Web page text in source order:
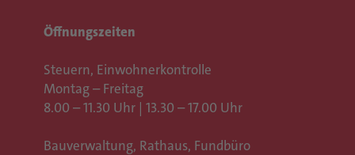
Öffnungszeiten
Steuern, Einwohnerkontrolle
Montag – Freitag
8.00 – 11.30 Uhr | 13.30 – 17.00 Uhr
Bauverwaltung, Rathaus, Fundbüro